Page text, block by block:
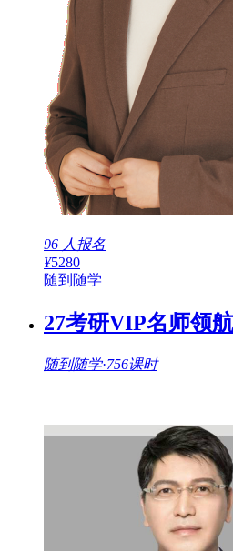
6. 信息安全
6.1 我们仅在为本《隐私政策》所
公开内容,但下列情况除外: 1、事
律法规规定的其他情形。
6.2 为
权访问、披露和更改的风险，包
取。请您理解并明白，由于存在
因任何原因已经获将受到泄露时
及其密码，我们会通过您的账号
因任何原因已经或将受到泄漏时
全事件后，我们将按照法律法规
的处置情况。
7. 您对信息分享的确认与接受
7.1 您注册成功后，学府教育将给
学府教育将会向每位注册用户拨
通过各种方式（包括但不限于网
知、警示的内容。 7.3 我们的产品
的信息（包括您公开的个人信息
的信息（包括位置数据和日志信
存、复制或储存，或由其他用户或
求从我们的产品和/或服务中删除
敏感信息受到更加严格的保护。
要谨慎地考虑，是否在使用我们
96 人报名
¥5280
随到随学
27考研VIP名师领
随到随学·756课时